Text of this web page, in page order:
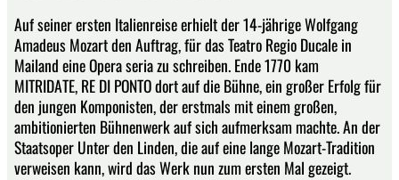
Auf seiner ersten Italienreise erhielt der 14-jährige Wolfgang
Amadeus Mozart den Auftrag, für das Teatro Regio Ducale in
Mailand eine Opera seria zu schreiben. Ende 1770 kam
MITRIDATE, RE DI PONTO dort auf die Bühne, ein großer Erfolg für
den jungen Komponisten, der erstmals mit einem großen,
ambitionierten Bühnenwerk auf sich aufmerksam machte. An der
Staatsoper Unter den Linden, die auf eine lange Mozart-Tradition
verweisen kann, wird das Werk nun zum ersten Mal gezeigt.